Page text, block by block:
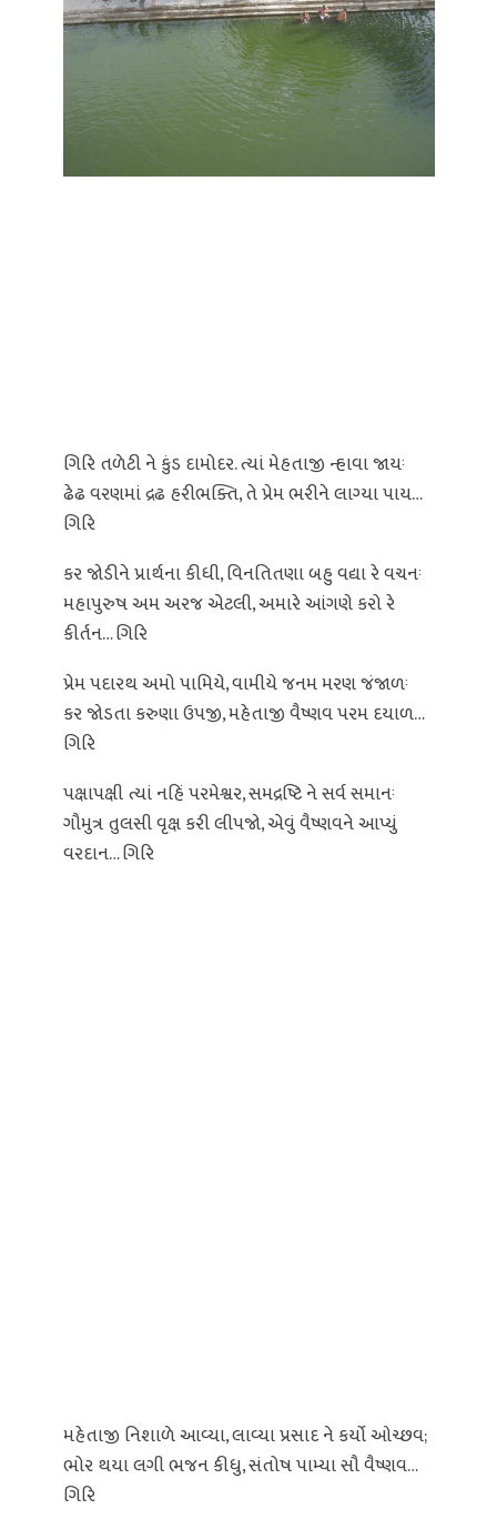
ગિરિ તળેટી ને કુંડ દામોદર. ત્યાં મેહતાજી ન્હાવા જાયઃ
ઢેઢ વરણમાં દ્રઢ હરીભક્તિ, તે પ્રેમ ભરીને લાગ્યા પાય…
ગિરિ
કર જોડીને પ્રાર્થના કીધી, વિનતિતણા બહુ વદ્યા રે વચનઃ
મહાપુરુષ અમ અરજ એટલી, અમારે આંગણે કરો રે
કીર્તન… ગિરિ
પ્રેમ પદારથ અમો પામિયે, વામીયે જનમ મરણ જંજાળઃ
કર જોડતા કરુણા ઉપજી, મહેતાજી વૈષ્ણવ પરમ દયાળ…
ગિરિ
પક્ષાપક્ષી ત્યાં નહિં પરમેશ્વર, સમદ્રષ્ટિ ને સર્વ સમાનઃ
ગૌમુત્ર તુલસી વૃક્ષ કરી લીપજો, એવું વૈષ્ણવને આપ્યું
વરદાન… ગિરિ
મહેતાજી નિશાળે આવ્યા, લાવ્યા પ્રસાદ ને કર્યો ઓચ્છવ;
ભોર થયા લગી ભજન કીધુ, સંતોષ પામ્યા સૌ વૈષ્ણવ…
ગિરિ